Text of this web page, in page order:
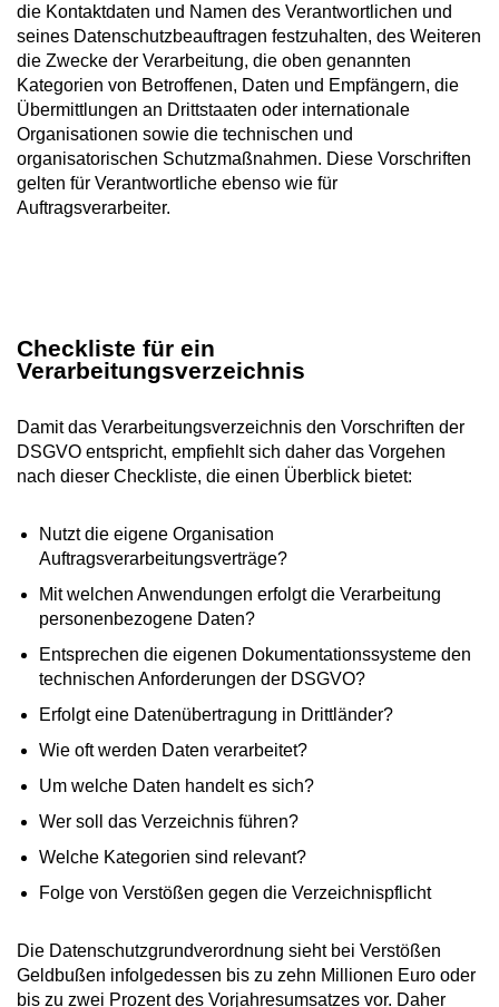
die Kontaktdaten und Namen des Verantwortlichen und
seines Datenschutzbeauftragen festzuhalten, des Weiteren
die Zwecke der Verarbeitung, die oben genannten
Kategorien von Betroffenen, Daten und Empfängern, die
Übermittlungen an Drittstaaten oder internationale
Organisationen sowie die technischen und
organisatorischen Schutzmaßnahmen. Diese Vorschriften
gelten für Verantwortliche ebenso wie für
Auftragsverarbeiter.
Checkliste für ein
Verarbeitungsverzeichnis
Damit das Verarbeitungsverzeichnis den Vorschriften der
DSGVO entspricht, empfiehlt sich daher das Vorgehen
nach dieser Checkliste, die einen Überblick bietet:
Nutzt die eigene Organisation
Auftragsverarbeitungsverträge?
Mit welchen Anwendungen erfolgt die Verarbeitung
personenbezogene Daten?
Entsprechen die eigenen Dokumentationssysteme den
technischen Anforderungen der DSGVO?
Erfolgt eine Datenübertragung in Drittländer?
Wie oft werden Daten verarbeitet?
Um welche Daten handelt es sich?
Wer soll das Verzeichnis führen?
Welche Kategorien sind relevant?
Folge von Verstößen gegen die Verzeichnispflicht
Die Datenschutzgrundverordnung sieht bei Verstößen
Geldbußen infolgedessen bis zu zehn Millionen Euro oder
bis zu zwei Prozent des Vorjahresumsatzes vor. Daher